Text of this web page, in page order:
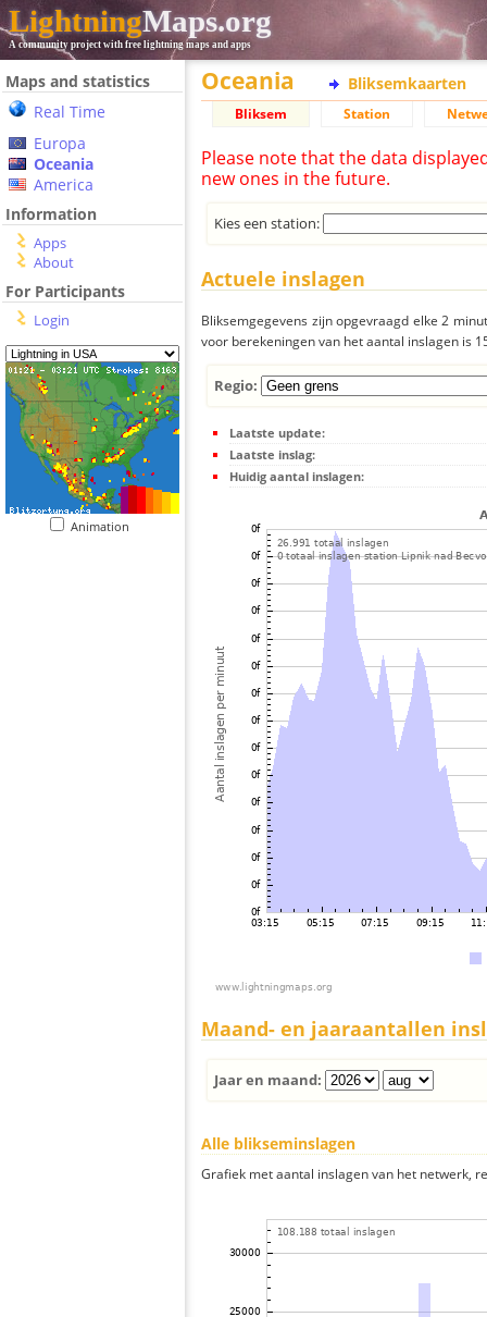
LightningMaps.org
A community project with free lightning maps and apps
Maps and statistics
Real Time
Europa
Oceania
America
Information
Apps
About
For Participants
Login
Animation
Oceania Bliksemkaarten
Bliksem Station
Please note that the data
new ones in the future.
Kies een station:
Actuele inslagen
Bliksemgegevens zijn opgevraagd elke 2
voor berekeningen van het aantal inslagen is
Regio:
Laatste update:
Laatste inslag:
Huidig aantal inslagen:
Maand- en jaaraantallen
Jaar en maand:
Alle blikseminslagen
Grafiek met aantal inslagen van het netwerk,